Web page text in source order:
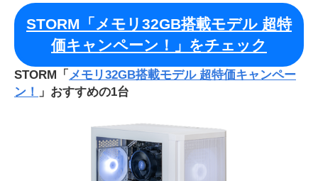
STORM「メモリ32GB搭載モデル 超特
価キャンペーン！」をチェック
STORM「 メモリ32GB搭載モデル 超特価キャンペー
ン！
」おすすめの1台